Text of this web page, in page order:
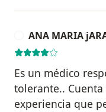
ANA MARIA
Es un médico
tolerante..
experiencia que